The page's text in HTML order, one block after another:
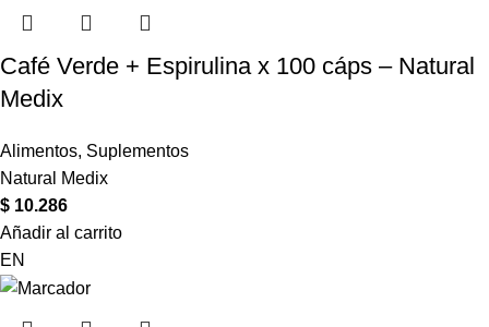
Café Verde + Espirulina x 100 cáps – Natural
Medix
Alimentos, Suplementos
Natural Medix
$ 10.286
Añadir al carrito
EN